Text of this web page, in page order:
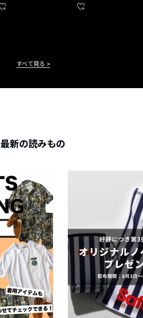
すべて見る
最新の読みもの